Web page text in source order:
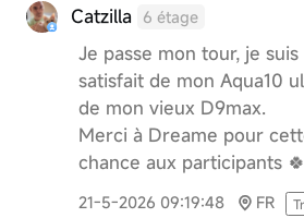
Catzilla 6 étage
Je passe mon tour, je
satisfait de mon Aqua10
de mon vieux D9max.
Merci à Dreame pour
chance aux participants 🍀
21-5-2026 09:19:48 FR